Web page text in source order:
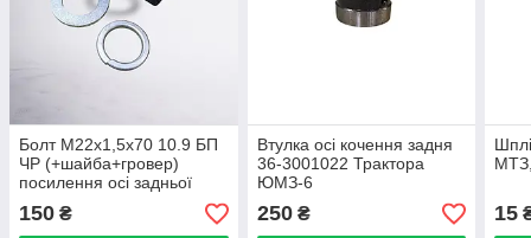
Болт М22х1,5х70 10.9 БП
ЧР (+шайба+гровер)
посилення осі задньої
навішування МТЗ 80-
4605033-П
150 ₴
Втулка осі кочення задня
36-3001022 Трактора
ЮМЗ-6
250₴ 15